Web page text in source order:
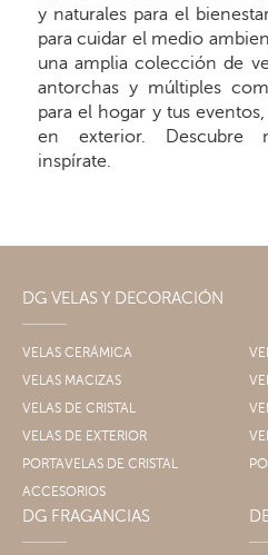
y naturales para el
para cuidar el medio
una amplia colección de
antorchas y múltiples
para el hogar y tus
en exterior. Descubre
inspírate.
DG VELAS Y DECORACIÓN
VELAS CERÁMICA
VELAS MACIZAS
VELAS DE CRISTAL
VELAS DE EXTERIOR
PORTAVELAS DE CRISTAL
ACCESORIOS
DG FRAGANCIAS